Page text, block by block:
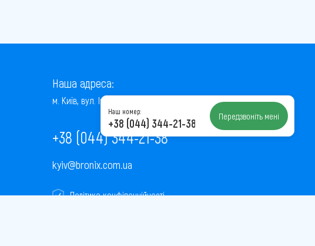
Наша адреса:
м. Київ, вул. Інститутська, 22/7, оф. 41
+38 (044) 344-21-38
kyiv@bronix.com.ua
Політика конфіденційності
Наш номер:
+38 (044) 344-21-38 Передзвоніть мені